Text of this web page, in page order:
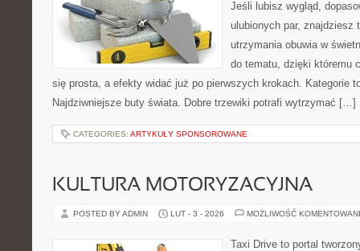
Jeśli lubisz wygląd,
ulubionych par, znajdziesz
utrzymania obuwia w
do tematu, dzięki któremu
się prosta, a efekty widać już po pierwszych krokach. Kategorie
Najdziwniejsze buty świata. Dobre trzewiki potrafi wytrzymać […]
CATEGORIES: ARTYKUŁY SPONSOROWANE
KULTURA MOTORYZACYJNA
POSTED BY ADMIN LUT - 3 - 2026 MOŻLIWOŚĆ
Taxi Drive to portal